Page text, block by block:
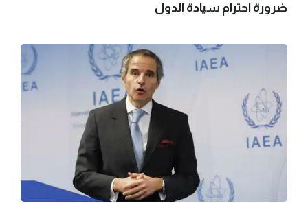
ضرورة احترام سيادة الدول